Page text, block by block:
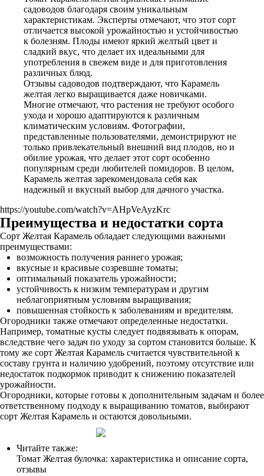
садоводов благодаря своим уникальным
характеристикам. Эксперты отмечают, что этот сорт
отличается высокой урожайностью и устойчивостью
к болезням. Плоды имеют яркий желтый цвет и
сладкий вкус, что делает их идеальными для
употребления в свежем виде и для приготовления
различных блюд.
Отзывы садоводов подтверждают, что Карамель
желтая легко выращивается даже новичками.
Многие отмечают, что растения не требуют особого
ухода и хорошо адаптируются к различным
климатическим условиям. Фотографии,
представленные пользователями, демонстрируют не
только привлекательный внешний вид плодов, но и
обилие урожая, что делает этот сорт особенно
популярным среди любителей помидоров. В целом,
Карамель желтая зарекомендовала себя как
надежный и вкусный выбор для дачного участка.
https://youtube.com/watch?v=AHpVeAyzKrc
Преимущества и недостатки сорта
Сорт Желтая Карамель обладает следующими важными
преимуществами:
возможность получения раннего урожая;
вкусные и красивые созревшие томаты;
оптимальный показатель урожайности;
устойчивость к низким температурам и другим
неблагоприятным условиям выращивания;
повышенная стойкость к заболеваниям и вредителям.
Огородники также отмечают определенные недостатки.
Например, томатные кусты следует подвязывать к опорам,
вследствие чего задач по уходу за сортом становится больше. К
тому же сорт Желтая Карамель считается чувствительной к
составу грунта и наличию удобрений, поэтому отсутствие или
недостаток подкормок приводит к снижению показателей
урожайности.
Огородники, которые готовы к дополнительным задачам и более
ответственному подходу к выращиванию томатов, выбирают
сорт Желтая Карамель и остаются довольными.
Читайте также:
Томат Желтая булочка: характеристика и описание сорта,
отзывы